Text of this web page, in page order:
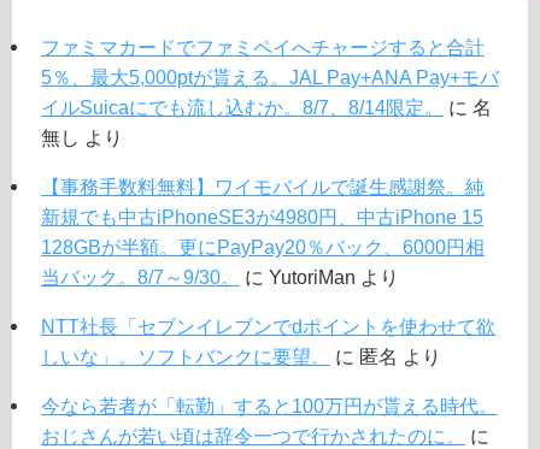
ファミマカードでファミペイへチャージすると合計
5％、最大5,000ptが貰える。JAL Pay+ANA Pay+モバ
イルSuicaにでも流し込むか。8/7、8/14限定。
に 名
無し より
【事務手数料無料】ワイモバイルで誕生感謝祭。純
新規でも中古iPhoneSE3が4980円、中古iPhone 15
128GBが半額。更にPayPay20％バック、6000円相
当バック。8/7～9/30。
に YutoriMan より
NTT社長「セブンイレブンでdポイントを使わせて欲
しいな」。ソフトバンクに要望。
に 匿名 より
今なら若者が「転勤」すると100万円が貰える時代。
おじさんが若い頃は辞令一つで行かされたのに。
に